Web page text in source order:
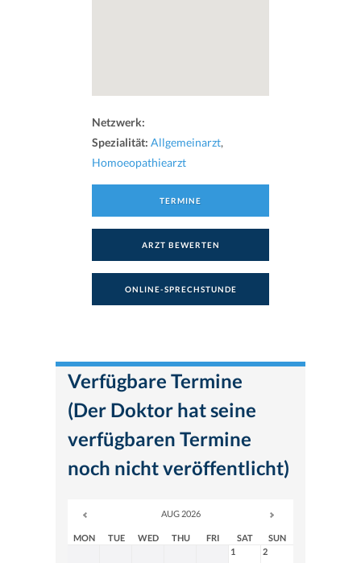
Netzwerk:
Spezialität: Allgemeinarzt,
Homoeopathiearzt
TERMINE
ARZT BEWERTEN
ONLINE-SPRECHSTUNDE
Verfügbare Termine
(Der Doktor hat seine
verfügbaren Termine
noch nicht veröffentlicht)
AUG 2026
MON TUE WED THU FRI SAT
SUN
1
2